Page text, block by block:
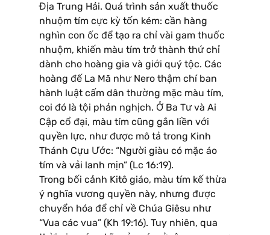
Địa Trung Hải. Quá trình sản xuất thuốc
nhuộm tím cực kỳ tốn kém: cần hàng
nghìn con ốc để tạo ra chỉ vài gam thuốc
nhuộm, khiến màu tím trở thành thứ chỉ
dành cho hoàng gia và giới quý tộc. Các
hoàng đế La Mã như Nero thậm chí ban
hành luật cấm dân thường mặc màu tím,
coi đó là tội phản nghịch. Ở Ba Tư và Ai
Cập cổ đại, màu tím cũng gắn liền với
quyền lực, như được mô tả trong Kinh
Thánh Cựu Ước: “Người giàu có mặc áo
tím và vải lanh mịn” (Lc 16:19).
Trong bối cảnh Kitô giáo, màu tím kế thừa
ý nghĩa vương quyền này, nhưng được
chuyển hóa để chỉ về Chúa Giêsu như
“Vua các vua” (Kh 19:16). Tuy nhiên, qua